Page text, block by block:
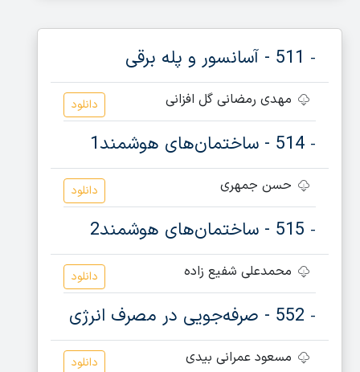
-
مهدی رمضانی گل افزانی دانلود
- 514 - ساختمان‌های هوشمند1
حسن جمهری دانلود
-
محمدعلی شفیع زاده دانلود
-
مسعود عمرانی بیدی دانلود